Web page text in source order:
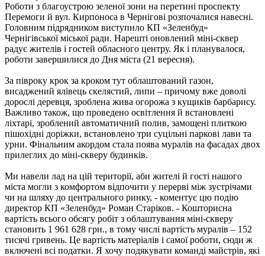
Роботи з благоустрою зеленої зони на перетині проспекту
Перемоги й вул. Кирпоноса в Чернігові розпочалися навесні.
Головним підрядником виступило КП «Зеленбуд»
Чернігівської міської ради. Нарешті оновлений міні-сквер
радує жителів і гостей обласного центру. Як і планувалося,
роботи завершилися до Дня міста (21 вересня).
За півроку крок за кроком тут облаштований газон,
висаджений ялівець скелястий, липи – причому вже доволі
дорослі деревця, зроблена жива огорожа з кущиків барбарису.
Важливо також, що проведено освітлення й встановлені
ліхтарі, зроблений автоматичний полив, замощені плиткою
пішохідні доріжки, встановлено три суцільні паркові лави та
урни. Фінальним акордом стала поява муралів на фасадах двох
прилеглих до міні-скверу будинків.
Ми навели лад на цій території, аби жителі й гості нашого
міста могли з комфортом відпочити у перерві між зустрічами
чи на шляху до центрального ринку, - коментує цю подію
директор КП «Зеленбуд» Роман Старіков. - Кошторисна
вартість всього обсягу робіт з облаштування міні-скверу
становить 1 961 628 грн., в тому числі вартість муралів – 152
тисячі гривень. Це вартість матеріалів і самої роботи, сюди ж
включені всі податки. Я хочу подякувати команді майстрів, які